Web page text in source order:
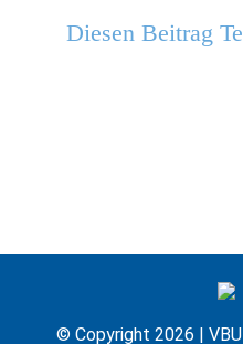
Diesen Beitrag
© Copyright 2026 | VBU